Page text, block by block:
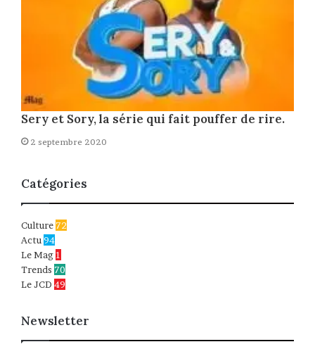
Sery et Sory, la série qui fait pouffer de rire.
2 septembre 2020
Catégories
Culture 72
Actu 94
Le Mag1
Trends 70
Le JCD 49
Newsletter